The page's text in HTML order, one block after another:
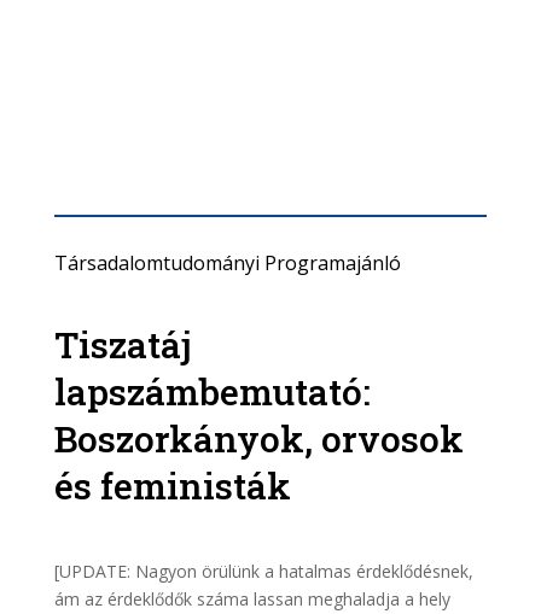
Társadalomtudományi Programajánló
Tiszatáj
lapszámbemutató:
Boszorkányok, orvosok
és feministák
[UPDATE: Nagyon örülünk a hatalmas érdeklődésnek,
ám az érdeklődők száma lassan meghaladja a hely